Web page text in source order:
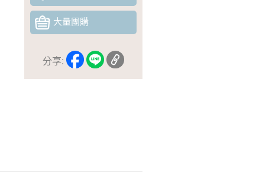
大量團購
分享: